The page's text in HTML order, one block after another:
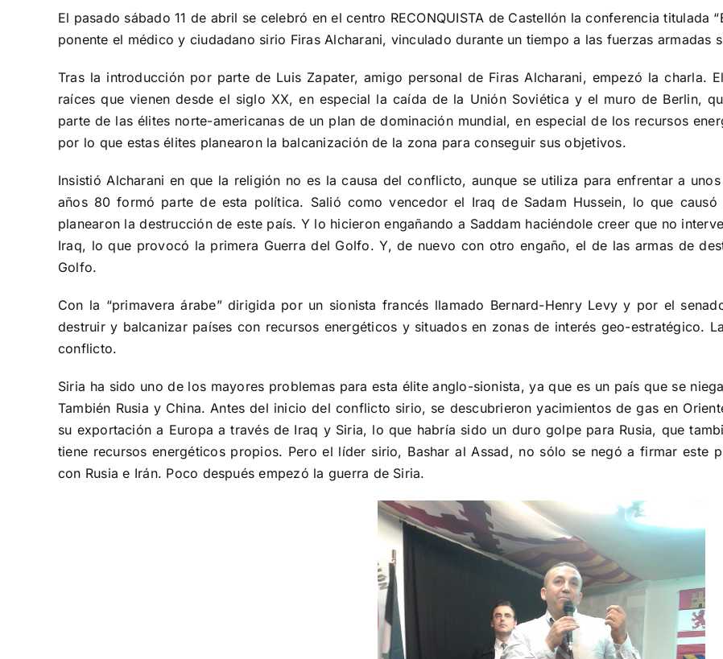
El pasado sábado 11 de abril se celebró en el centro RECONQUISTA de Castellón la conferencia titulada
ponente el médico y ciudadano sirio Firas Alcharani, vinculado durante un tiempo a las fuerzas armadas
Tras la introducción por parte de Luis Zapater, amigo personal de Firas Alcharani, empezó la charla.
raíces que vienen desde el siglo XX, en especial la caída de la Unión Soviética y el muro de Berlin,
parte de las élites norte-americanas de un plan de dominación mundial, en especial de los recursos
por lo que estas élites planearon la balcanización de la zona para conseguir sus objetivos.
Insistió Alcharani en que la religión no es la causa del conflicto, aunque se utiliza para enfrentar a
años 80 formó parte de esta política. Salió como vencedor el Iraq de Sadam Hussein, lo que
planearon la destrucción de este país. Y lo hicieron engañando a Saddam haciéndole creer que no
Iraq, lo que provocó la primera Guerra del Golfo. Y, de nuevo con otro engaño, el de las armas de
Golfo.
Con la “primavera árabe” dirigida por un sionista francés llamado Bernard-Henry Levy y por el
destruir y balcanizar países con recursos energéticos y situados en zonas de interés geo-estratégico.
conflicto.
Siria ha sido uno de los mayores problemas para esta élite anglo-sionista, ya que es un país que se
También Rusia y China. Antes del inicio del conflicto sirio, se descubrieron yacimientos de gas en
su exportación a Europa a través de Iraq y Siria, lo que habría sido un duro golpe para Rusia, que
tiene recursos energéticos propios. Pero el líder sirio, Bashar al Assad, no sólo se negó a firmar este
con Rusia e Irán. Poco después empezó la guerra de Siria.